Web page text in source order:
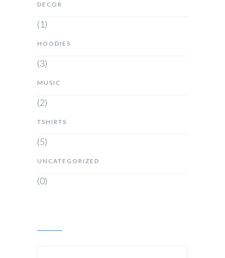
DECOR
(1)
HOODIES
(3)
MUSIC
(2)
TSHIRTS
(5)
UNCATEGORIZED
(0)